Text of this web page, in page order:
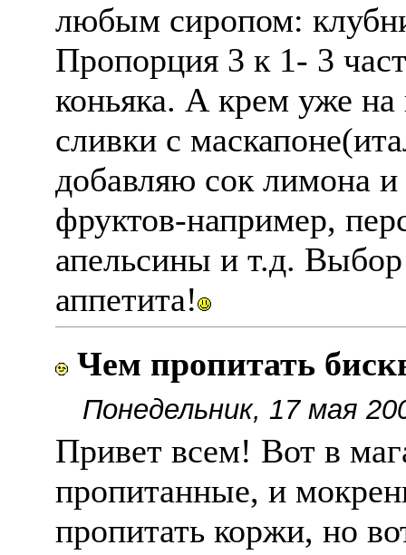
любым сиропом:
Пропорция 3 к 1- 3
коньяка. А крем уже
сливки с
добавляю сок лимона
фруктов-например,
апельсины и т.д.
аппетита!
Чем пропитать
Понедельник, 17 мая
Привет всем! Вот в
пропитанные, и
пропитать коржи, но